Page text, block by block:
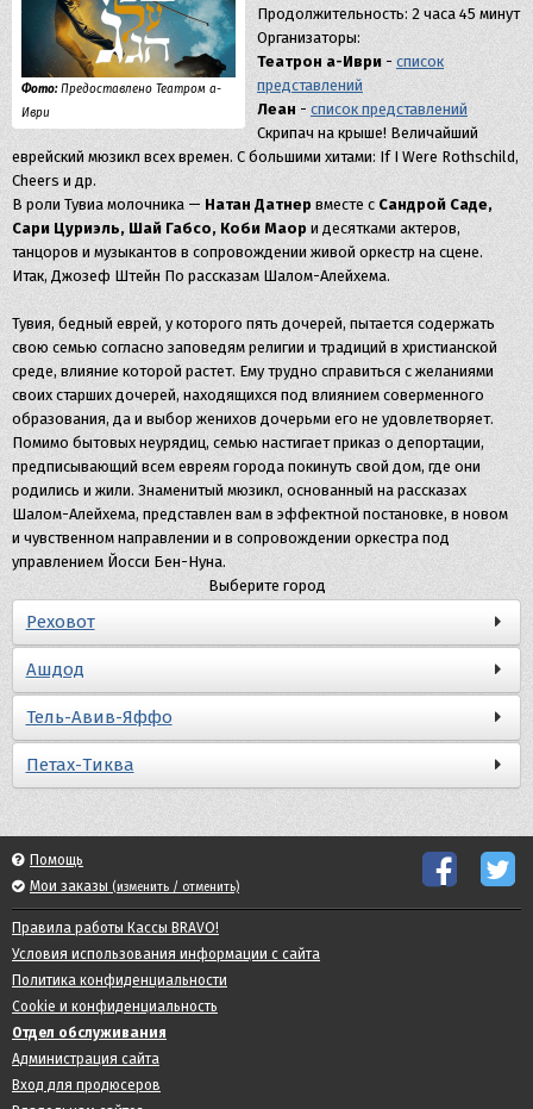
Фото:Предоставлено Театром а-
Иври
Продолжительность: 2 часа 45 минут
Организаторы:
Театрон а-Иври - список
представлений
Леан - список представлений
Скрипач на крыше! Величайший
еврейский мюзикл всех времен. С большими хитами: If I Were Rothschild,
Cheers и др.
В роли Тувиа молочника — Натан Датнер вместе с Сандрой Саде,
Сари Цуриэль, Шай Габсо, Коби Маор и десятками актеров,
танцоров и музыкантов в сопровождении живой оркестр на сцене.
Итак, Джозеф Штейн По рассказам Шалом-Алейхема.
Тувия, бедный еврей, у которого пять дочерей, пытается содержать
свою семью согласно заповедям религии и традиций в христианской
среде, влияние которой растет. Ему трудно справиться с желаниями
своих старших дочерей, находящихся под влиянием соверменного
образования, да и выбор женихов дочерьми его не удовлетворяет.
Помимо бытовых неурядиц, семью настигает приказ о депортации,
предписывающий всем евреям города покинуть свой дом, где они
родились и жили. Знаменитый мюзикл, основанный на рассказах
Шалом-Алейхема, представлен вам в эффектной постановке, в новом
и чувственном направлении и в сопровождении оркестра под
управлением Йосси Бен-Нуна.
Выберите город
Реховот
Ашдод
Тель-Авив-Яффо
Петах-Тиква
Помощь
Мои заказы (изменить / отменить)
Правила работы Кассы BRAVO!
Условия использования информации с сайта
Политика конфиденциальности
Cookie и конфиденциальность
Отдел обслуживания
Администрация сайта
Вход для продюсеров